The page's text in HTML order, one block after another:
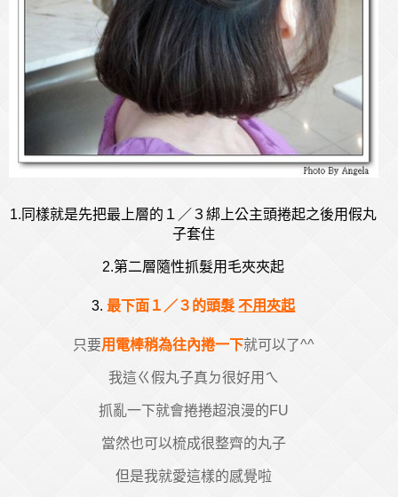
1. 同樣就是先把最上層的１／３綁上公主頭捲起之後用假丸
子套住
2.第二層隨性抓髮用毛夾夾起
3. 最下面 １／３ 的頭髮不用夾起
只要用電棒稍為往內捲一下就可以了^^
我這ㄍ假丸子真ㄉ很好用ㄟ
抓亂一下就會捲捲超浪漫的FU
當然也可以梳成很整齊的丸子
但是我就愛這樣的感覺啦